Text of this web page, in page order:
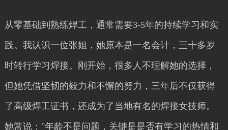
从零基础到熟练焊工，通常需要3-5年的持续学习和实
践。我认识一位张姐，她原本是一名会计，三十多岁
时转行学习焊接。刚开始，很多人不理解她的选择，
但她凭借坚韧的毅力和不懈的努力，三年后不仅获得
了高级焊工证书，还成为了当地有名的焊接女技师。
她常说："年龄不是问题，关键是是否有学习的热情和